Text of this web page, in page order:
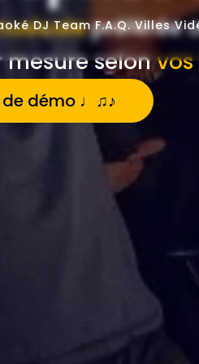
préférée
selon
démo ♩♫♪
DJ Team F.A.Q. Villes